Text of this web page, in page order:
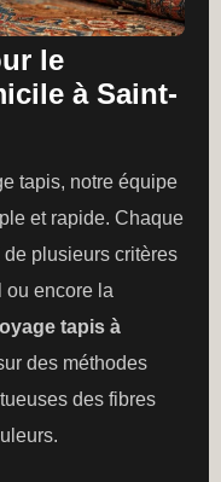
le
à Saint-
tapis, notre équipe
et rapide. Chaque
plusieurs critères
ou encore la
tapis à
des méthodes
des fibres